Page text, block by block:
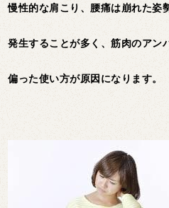
慢性的な肩こり、腰痛は崩れた姿
発生することが多く、筋肉のアン
偏った使い方が原因になります。